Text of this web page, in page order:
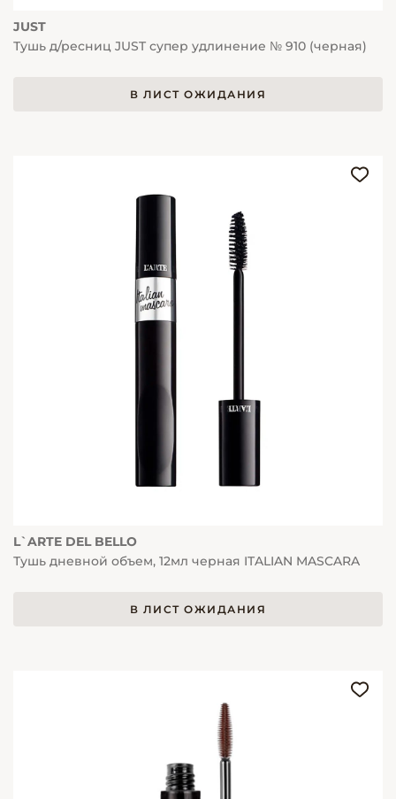
JUST
Тушь д/ресниц JUST супер удлинение № 910 (черная)
В ЛИСТ ОЖИДАНИЯ
L`ARTE DEL BELLO
Тушь дневной объем, 12мл черная ITALIAN MASCARA
В ЛИСТ ОЖИДАНИЯ